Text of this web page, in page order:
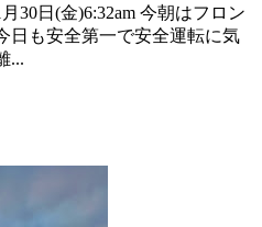
30日(金)6:32am 今朝はフロン
日も安全第一で安全運転に気
...